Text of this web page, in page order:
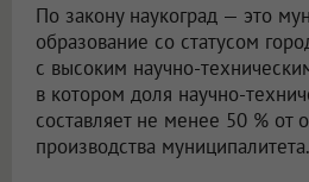
По закону наукоград — это
образование со статусом
с высоким научно-
в котором доля научно-
составляет не менее 50 % от
производства муниципалитета.